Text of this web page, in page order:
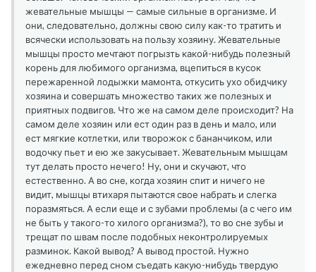
жевательные мышцы — самые сильные в организме. И
они, следовательно, должны свою силу как-то тратить и
всячески использовать на пользу хозяину. Жевательные
мышцы просто мечтают погрызть какой-нибудь полезный
корень для любимого организма, вцепиться в кусок
пережаренной лодыжки мамонта, откусить ухо обидчику
хозяина и совершать множество таких же полезных и
приятных подвигов. Что же на самом деле происходит? На
самом деле хозяин или ест один раз в день и мало, или
ест мягкие котлетки, или творожок с бананчиком, или
водочку пьет и ею же закусывает. Жевательным мышцам
тут делать просто нечего! Ну, они и скучают, что
естественно. А во сне, когда хозяин спит и ничего не
видит, мышцы втихаря пытаются свое набрать и слегка
поразмяться. А если еще и с зубами проблемы (а с чего им
не быть у такого-то хилого организма?), то во сне зубы и
трещат по швам после подобных неконтролируемых
разминок. Какой вывод? А вывод простой. Нужно
ежедневно перед сном съедать какую-нибудь твердую